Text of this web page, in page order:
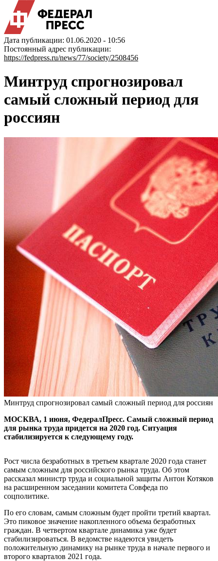
Дата публикации: 01.06.2020 - 10:56
Постоянный адрес публикации:
https://fedpress.ru/news/77/society/2508456
Минтруд спрогнозировал
самый сложный период для
россиян
Минтруд спрогнозировал самый сложный период для россиян
МОСКВА, 1 июня, ФедералПресс. Самый сложный период
для рынка труда придется на 2020 год. Ситуация
стабилизируется к следующему году.
Рост числа безработных в третьем квартале 2020 года станет
самым сложным для российского рынка труда. Об этом
рассказал министр труда и социальной защиты Антон Котяков
на расширенном заседании комитета Совфеда по
соцполитике.
По его словам, самым сложным будет пройти третий квартал.
Это пиковое значение накопленного объема безработных
граждан. В четвертом квартале динамика уже будет
стабилизироваться. В ведомстве надеются увидеть
положительную динамику на рынке труда в начале первого и
второго кварталов 2021 года.